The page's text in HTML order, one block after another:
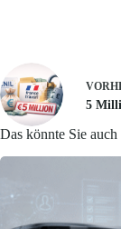
5
Das könnte Sie auch